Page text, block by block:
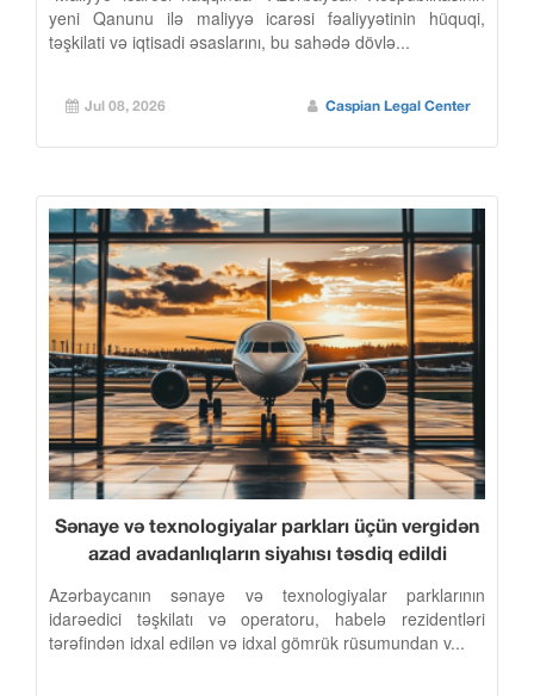
yeni Qanunu ilə maliyyə icarəsi fəaliyyətinin hüquqi,
təşkilati və iqtisadi əsaslarını, bu sahədə dövlə...
Jul 08, 2026 Caspian Legal Center
Sənaye və texnologiyalar parkları üçün vergidən
azad avadanlıqların siyahısı təsdiq edildi
Azərbaycanın sənaye və texnologiyalar parklarının
idarəedici təşkilatı və operatoru, habelə rezidentləri
tərəfindən idxal edilən və idxal gömrük rüsumundan v...